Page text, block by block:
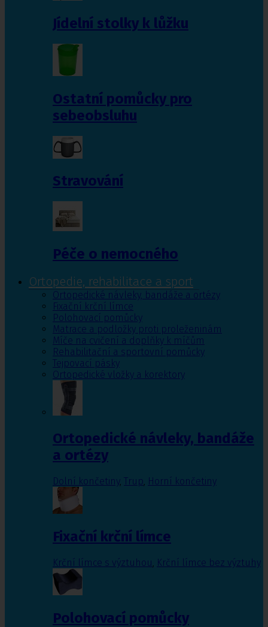
Jídelní stolky k lůžku
Ostatní pomůcky pro
sebeobsluhu
Stravování
Péče o nemocného
Ortopedie, rehabilitace a sport
Ortopedické návleky, bandáže a ortézy
Fixační krční límce
Polohovací pomůcky
Matrace a podložky proti proleženinám
Míče na cvičení a doplňky k míčům
Rehabilitační a sportovní pomůcky
Tejpovací pásky
Ortopedické vložky a korektory
Ortopedické návleky, bandáže
a ortézy
Dolní končetiny, Trup, Horní končetiny
Fixační krční límce
Krční límce s výztuhou Krční límce bez výztuhy
Polohovací pomůcky